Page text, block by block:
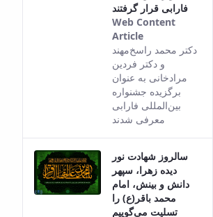
فارابی قرار گرفتند
Web Content
Article
This result
comes from
the Persian
version of
this content.
دکتر محمد راسخ‌مهند
و دکتر فردین
مرادخانی به عنوان
برگزیده جشنواره
بین‌المللی فارابی
معرفی شدند
سالروز شهادت نور
دیده زهرا، سپهر
دانش و بینش، امام
محمد باقر(ع) را
تسلیت می‌گوییم